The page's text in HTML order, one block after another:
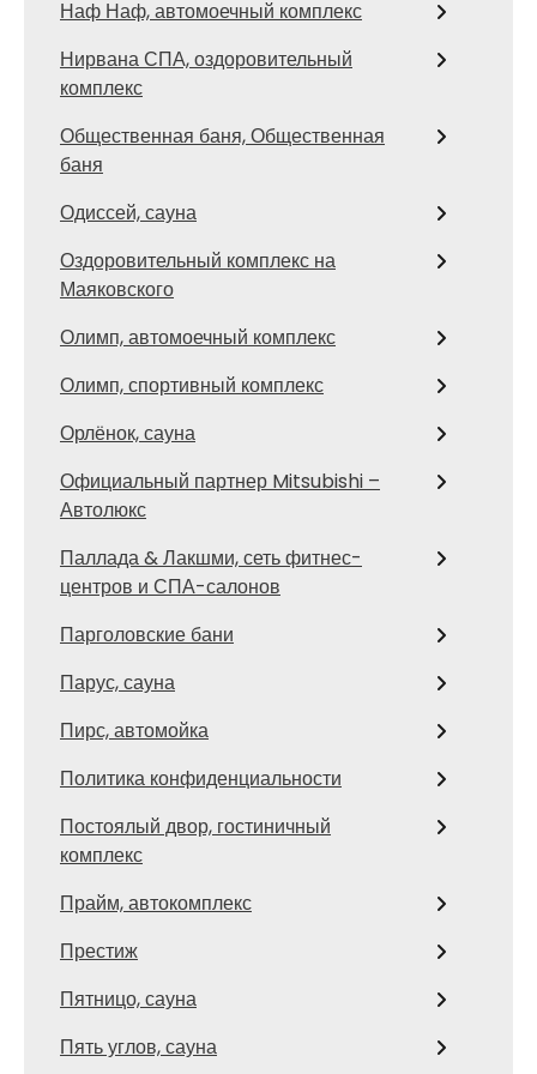
Наф Наф, автомоечный комплекс
Нирвана СПА, оздоровительный
комплекс
Общественная баня, Общественная
баня
Одиссей, сауна
Оздоровительный комплекс на
Маяковского
Олимп, автомоечный комплекс
Олимп, спортивный комплекс
Орлёнок, сауна
Официальный партнер Mitsubishi –
Автолюкс
Паллада & Лакшми, сеть фитнес-
центров и СПА-салонов
Парголовские бани
Парус, сауна
Пирс, автомойка
Политика конфиденциальности
Постоялый двор, гостиничный
комплекс
Прайм, автокомплекс
Престиж
Пятницо, сауна
Пять углов, сауна